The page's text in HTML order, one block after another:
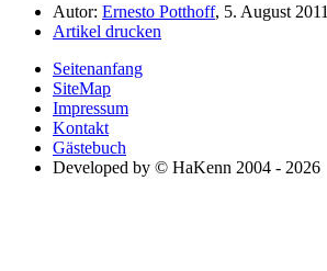
Autor: Ernesto Potthoff, 5. August 2011
Artikel drucken
Seitenanfang
SiteMap
Impressum
Kontakt
Gästebuch
Developed by © HaKenn 2004 - 2026